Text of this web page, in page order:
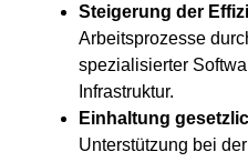
Steigerung der
Arbeitsprozesse
spezialisierter
Infrastruktur.
Einhaltung
Unterstützung bei